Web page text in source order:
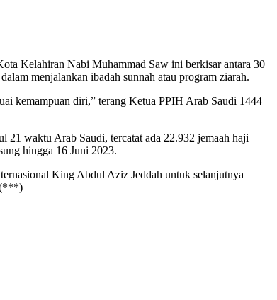
Kelahiran Nabi Muhammad Saw ini berkisar antara 30
menjalankan ibadah sunnah atau program ziarah.
kemampuan diri,” terang Ketua PPIH Arab Saudi 1444
21 waktu Arab Saudi, tercatat ada 22.932 jemaah haji
hingga 16 Juni 2023.
King Abdul Aziz Jeddah untuk selanjutnya